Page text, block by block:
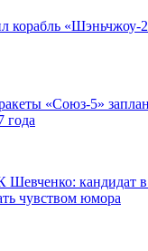
корабль «Шэньчжоу-
«Союз-5»
года
кандидат
чувством юмора